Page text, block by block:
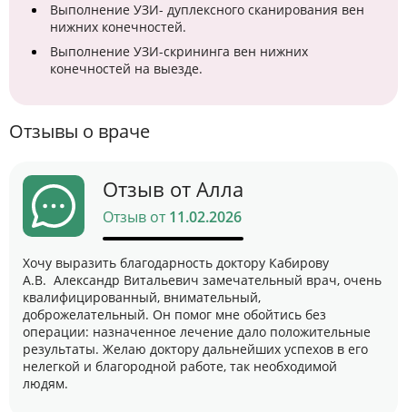
Выполнение УЗИ- дуплексного сканирования вен
нижних конечностей.
Выполнение УЗИ-скрининга вен нижних
конечностей на выезде.
Отзывы о враче
Отзыв от Алла
Отзыв от11.02.2026
Хочу выразить благодарность доктору Кабирову
А.В. Александр Витальевич замечательный врач, очень
квалифицированный, внимательный,
доброжелательный. Он помог мне обойтись без
операции: назначенное лечение дало положительные
результаты. Желаю доктору дальнейших успехов в его
нелегкой и благородной работе, так необходимой
людям.